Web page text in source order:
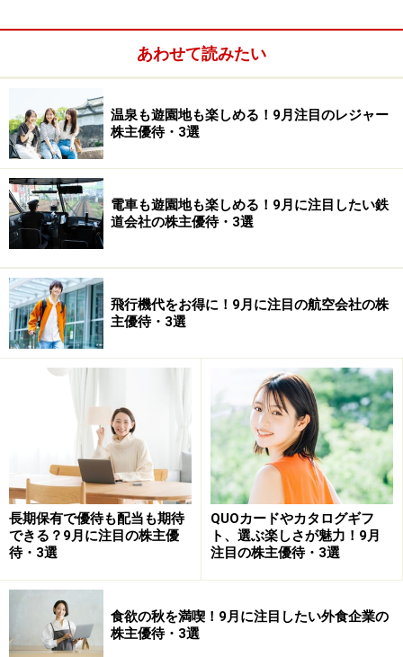
老親がローンを払い終わった実家で三世代が一緒に暮ら
せば、家賃、光熱費などの生活コストが互いに圧縮でき
ますし、老親が子供を見てくれるので、働きに出やすい
ですね。老親も孫と接して認知症などの防止効果が期待
でき、逆に老親サポートという点では孫の助けがあり、
いざというときも心強いものです。三世代で会話をすれ
ば、互いに知らないことを話し知識の幅も広がります。
働く子供が家に食費などを入れれば、世帯キャッシュフ
す。
団塊のひげ世代に属す男性(65歳、既婚、子どもなし)は
あわせて読みたい
温泉も遊園地も楽しめる！9月注目のレジャー
株主優待・3選
電車も遊園地も楽しめる！9月に注目したい鉄
道会社の株主優待・3選
飛行機代をお得に！9月に注目の航空会社の株
主優待・3選
長期保有で優待も配当も期待
できる？9月に注目の株主優
待・3選
QUOカードやカタログギフ
ト、選ぶ楽しさが魅力！9月
注目の株主優待・3選
食欲の秋を満喫！9月に注目したい外食企業の
株主優待・3選